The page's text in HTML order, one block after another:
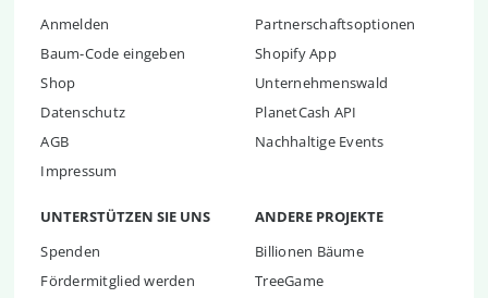
Anmelden
Baum-Code eingeben
Shop
Datenschutz
AGB
Impressum
Partnerschaftsoptionen
Shopify App
Unternehmenswald
PlanetCash API
Nachhaltige Events
UNTERSTÜTZEN SIE UNS
Spenden
Fördermitglied werden
ANDERE PROJEKTE
Billionen Bäume
TreeGame